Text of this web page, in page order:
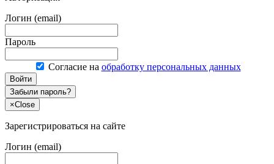
Логин (email)
Пароль
Согласие на обработку персональных данных
Войти
Забыли пароль?
×Close
Зарегистрироваться на сайте
Логин (email)